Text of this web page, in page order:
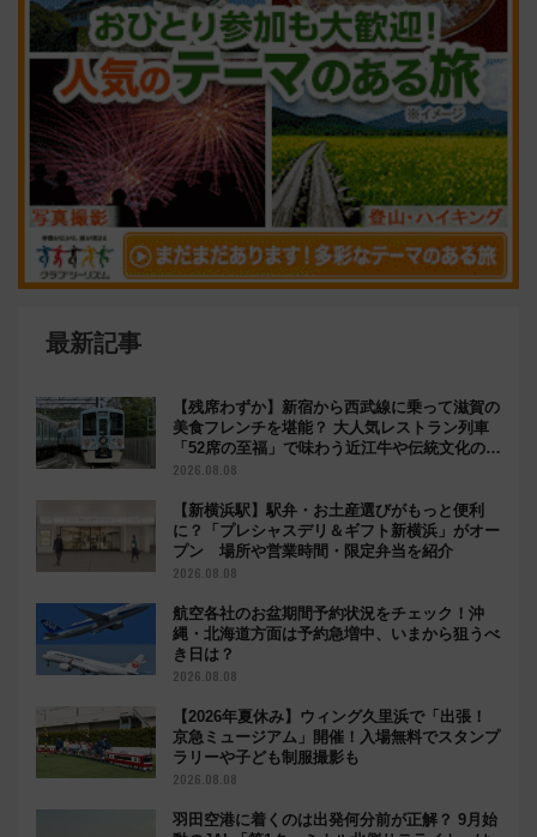
最新記事
【残席わずか】新宿から西武線に乗って滋賀の
美食フレンチを堪能？ 大人気レストラン列車
「52席の至福」で味わう近江牛や伝統文化の特
別コラボ
2026.08.08
【新横浜駅】駅弁・お土産選びがもっと便利
に？「プレシャスデリ＆ギフト新横浜」がオー
プン 場所や営業時間・限定弁当を紹介
2026.08.08
航空各社のお盆期間予約状況をチェック！沖
縄・北海道方面は予約急増中、いまから狙うべ
き日は？
2026.08.08
【2026年夏休み】ウィング久里浜で「出張！
京急ミュージアム」開催！入場無料でスタンプ
ラリーや子ども制服撮影も
2026.08.08
羽田空港に着くのは出発何分前が正解？ 9月始